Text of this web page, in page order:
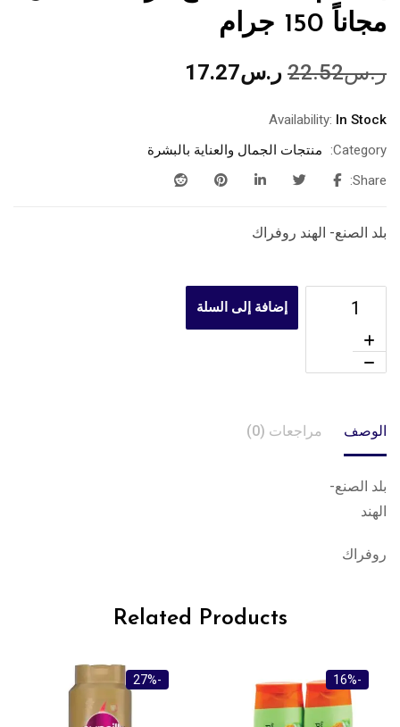
مجاناً 150 جرام
ر.س22.52 ر.س17.27
Availability: In Stock
Category:
منتجات الجمال والعناية بالبشرة
Share:
بلد الصنع- الهند روفراك
إضافة إلى السلة
الوصف مراجعات (0)
بلد الصنع-
الهند
روفراك
Related Products